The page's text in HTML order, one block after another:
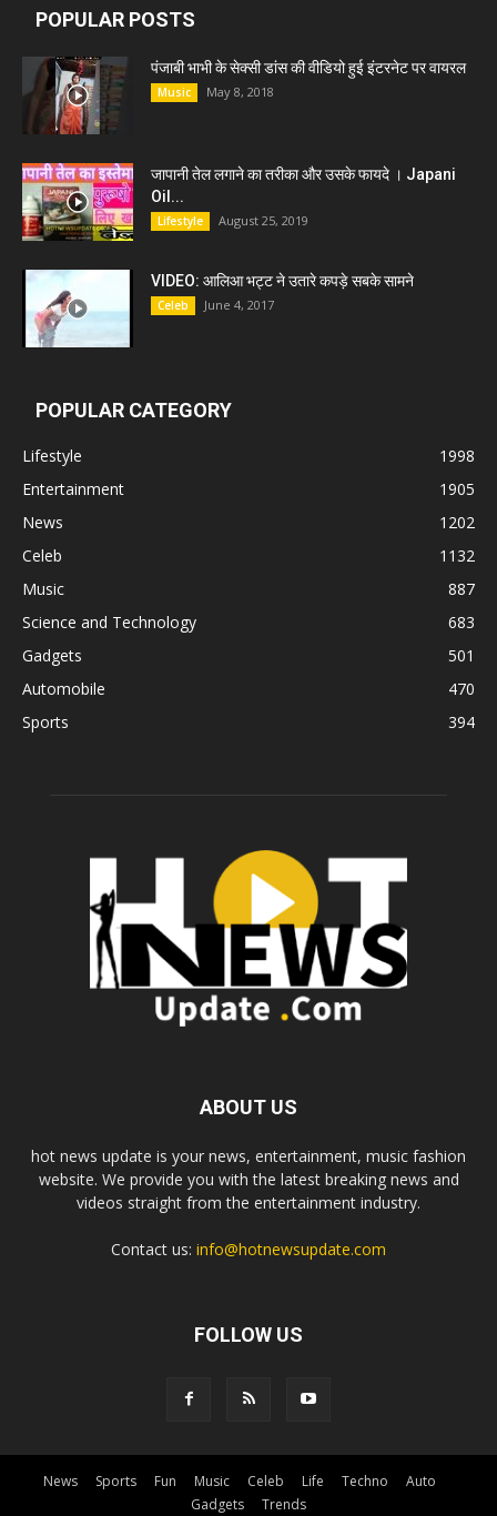
POPULAR POSTS
पंजाबी भाभी के सेक्सी डांस की वीडियो हुई इंटरनेट पर वायरल
Music May 8, 2018
जापानी तेल लगाने का तरीका और उसके फायदे । Japani
Oil...
Lifestyle August 25, 2019
VIDEO: आलिआ भट्ट ने उतारे कपड़े सबके सामने
Celeb June 4, 2017
POPULAR CATEGORY
Lifestyle
1998
Entertainment
1905
News
1202
Celeb
1132
Music
887
Science and Technology
683
Gadgets
501
Automobile
470
Sports
394
ABOUT US
hot news update is your news, entertainment, music fashion
website. We provide you with the latest breaking news and
videos straight from the entertainment industry.
Contact us: info@hotnewsupdate.com
FOLLOW US
News Sports Fun Music Celeb Life Techno
Auto
Gadgets
Trends